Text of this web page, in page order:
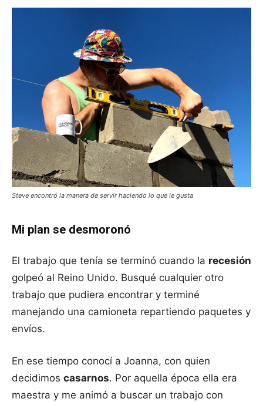
Steve encontró la manera de servir haciendo lo que le gusta
Mi plan se desmoronó
El trabajo que tenía se terminó cuando la recesión
golpeó al Reino Unido. Busqué cualquier otro
trabajo que pudiera encontrar y terminé
manejando una camioneta repartiendo paquetes y
envíos.
En ese tiempo conocí a Joanna, con quien
decidimos casarnos. Por aquella época ella era
maestra y me animó a buscar un trabajo con